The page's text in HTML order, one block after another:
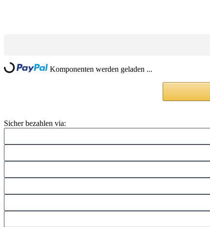
Komponenten werden geladen ...
Sicher bezahlen via: